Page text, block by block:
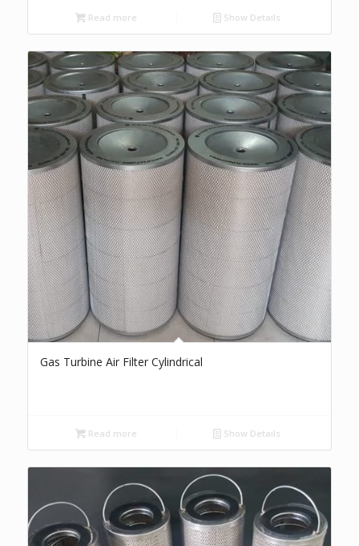
Read more Show Details
Gas Turbine Air Filter Cylindrical
Read more Show Details